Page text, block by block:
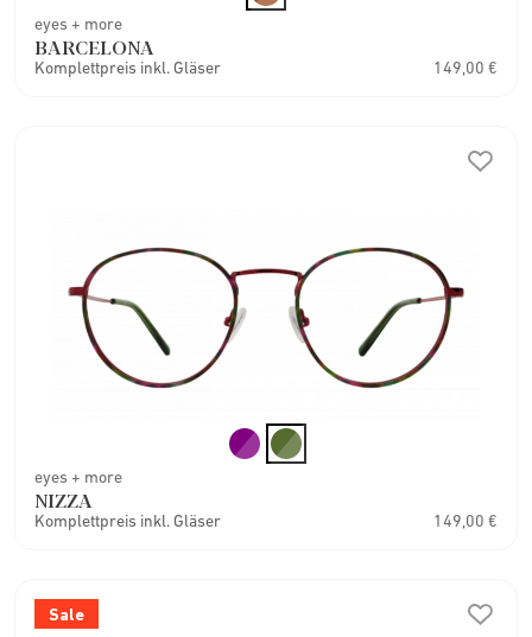
eyes + more
BARCELONA
Komplettpreis inkl. Gläser 149,00 €
eyes + more
NIZZA
Komplettpreis inkl. Gläser 149,00 €
Sale